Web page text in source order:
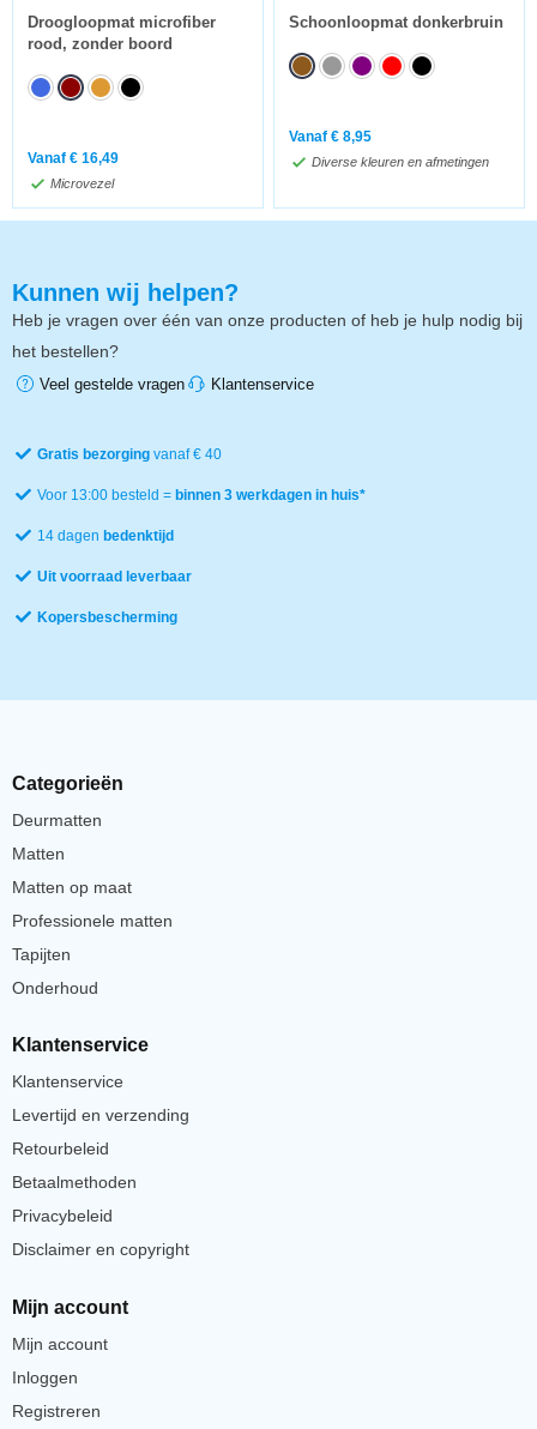
Droogloopmat microfiber
rood, zonder boord
Vanaf € 16,49
Microvezel
Schoonloopmat donkerbruin
Vanaf € 8,95
Diverse kleuren en afmetingen
Kunnen wij helpen?
Heb je vragen over één van onze producten of heb je hulp nodig bij
het bestellen?
Veel gestelde vragen Klantenservice
Gratis bezorgingvanaf € 40
Voor 13:00 besteld =binnen 3 werkdagen in huis*
14 dagenbedenktijd
Uit voorraad leverbaar
Kopersbescherming
Categorieën
Deurmatten
Matten
Matten op maat
Professionele matten
Tapijten
Onderhoud
Klantenservice
Klantenservice
Levertijd en verzending
Retourbeleid
Betaalmethoden
Privacybeleid
Disclaimer en copyright
Mijn account
Mijn account
Inloggen
Registreren